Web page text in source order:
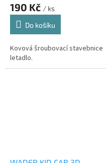
190 Kč / ks
Do košíku
Kovová šroubovací stavebnice
letadlo.